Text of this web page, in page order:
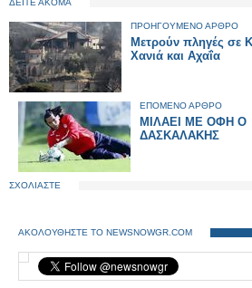
ΔΕΙΤΕ ΑΚΟΜΑ
ΠΡΟΗΓΟΥΜΕΝΟ ΑΡΘΡΟ
Μετρούν πληγές σε
Χανιά και Αχαΐα
ΕΠΟΜΕΝΟ ΑΡΘΡΟ
ΜΙΛΑΕΙ ΜΕ ΟΦΗ Ο
ΔΑΣΚΑΛΑΚΗΣ
ΣΧΟΛΙΑΣΤΕ
ΑΚΟΛΟΥΘΗΣΤΕ ΤΟ NEWSNOWGR.COM